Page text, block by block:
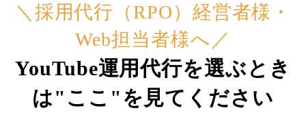
＼採用代行（RPO）経営者様・
Web担当者様へ／
YouTube運用代行を選ぶとき
は"ここ"を見てください